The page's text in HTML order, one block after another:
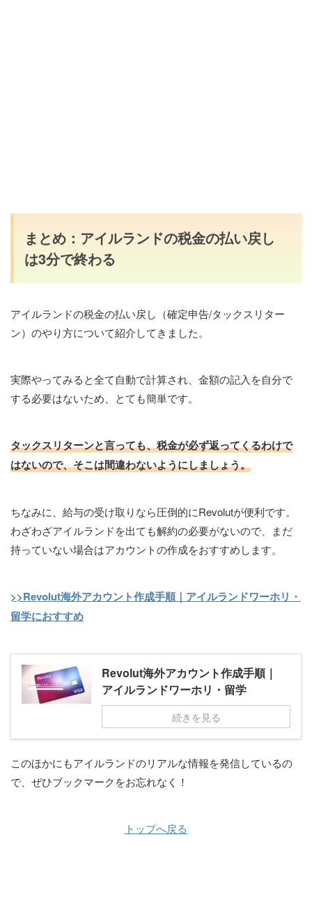
まとめ：アイルランドの税金の払い戻し
は3分で終わる
アイルランドの税金の払い戻し（確定申告/タックスリター
ン）のやり方について紹介してきました。
実際やってみると全て自動で計算され、金額の記入を自分で
する必要はないため、とても簡単です。
タックスリターンと言っても、税金が必ず返ってくるわけで
はないので、そこは間違わないようにしましょう。
ちなみに、給与の受け取りなら圧倒的にRevolutが便利です。
わざわざアイルランドを出ても解約の必要がないので、まだ
持っていない場合はアカウントの作成をおすすめします。
>>Revolut海外アカウント作成手順｜アイルランドワーホリ・
留学におすすめ
Revolut海外アカウント作成手順｜
アイルランドワーホリ・留学
続きを見る
このほかにもアイルランドのリアルな情報を発信しているの
で、ぜひブックマークをお忘れなく！
トップへ戻る